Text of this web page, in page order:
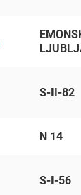
S-II-82
N 14
S-I-56